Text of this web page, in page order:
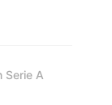
Serie A